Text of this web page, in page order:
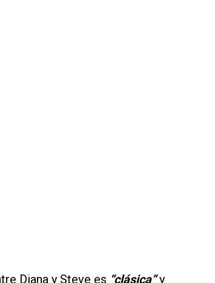
Diana y Steve es “clásica”y